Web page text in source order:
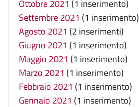
Ottobre 2021 (1 inserimento)
Settembre 2021 (1 inserimento)
Agosto 2021 (2 inserimenti)
Giugno 2021 (1 inserimento)
Maggio 2021 (1 inserimento)
Marzo 2021 (1 inserimento)
Febbraio 2021 (1 inserimento)
Gennaio 2021 (1 inserimento)